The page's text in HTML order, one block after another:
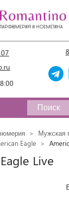
Мужская
Eagle
Live